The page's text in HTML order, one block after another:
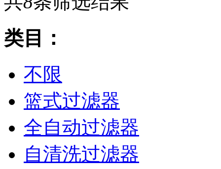
类目：
不限
篮式过滤器
全自动过滤器
自清洗过滤器